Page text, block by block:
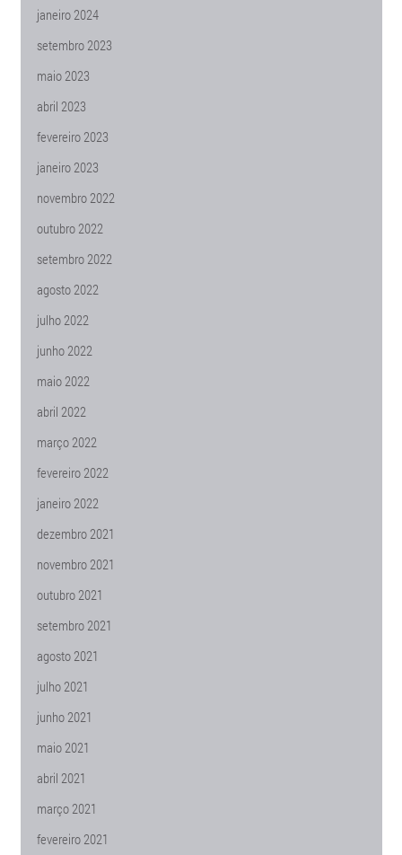
janeiro 2024
setembro 2023
maio 2023
abril 2023
fevereiro 2023
janeiro 2023
novembro 2022
outubro 2022
setembro 2022
agosto 2022
julho 2022
junho 2022
maio 2022
abril 2022
março 2022
fevereiro 2022
janeiro 2022
dezembro 2021
novembro 2021
outubro 2021
setembro 2021
agosto 2021
julho 2021
junho 2021
maio 2021
abril 2021
março 2021
fevereiro 2021